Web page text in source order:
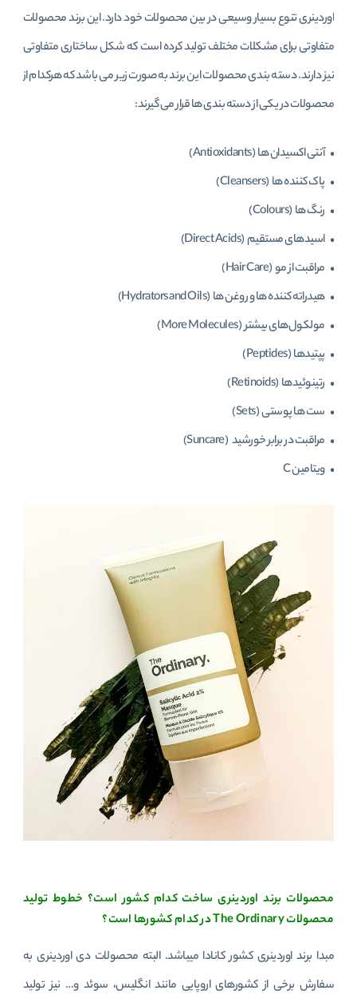
اوردینری تنوع بسیار وسیعی در بین محصولات خود دارد. این برند محصولات
متفاوتی برای مشکلات مختلف تولید کرده است که شکل ساختاری متفاوتی
نیز دارند. دسته بندی محصولات این برند به صورت زیر می باشد که هرکدام از
محصولات در یکی از دسته بندی ها قرار می گیرند:
• آنتی اکسیدان ها (Antioxidants)
• پاک کننده ها (Cleansers)
• رنگ‌ ها (Colours)
• اسیدهای مستقیم (Direct Acids)
• مراقبت از مو (Hair Care)
• هیدراته کننده ها و روغن ها (Hydrators and Oils)
• مولکول‌های بیشتر (More Molecules)
• پپتیدها (Peptides)
• رتینوئیدها (Retinoids)
• ست ‌ها پوستی (Sets)
• مراقبت در برابر خورشید (Suncare)
• ویتامین C
محصولات برند اوردینری ساخت کدام کشور است؟ خطوط تولید
محصولات The Ordinary در کدام کشورها است؟
مبدا برند اوردینری کشور کانادا میباشد. البته محصولات دی اوردینری به
سفارش برخی از کشورهای اروپایی مانند انگلیس، سوئد و… نیز تولید